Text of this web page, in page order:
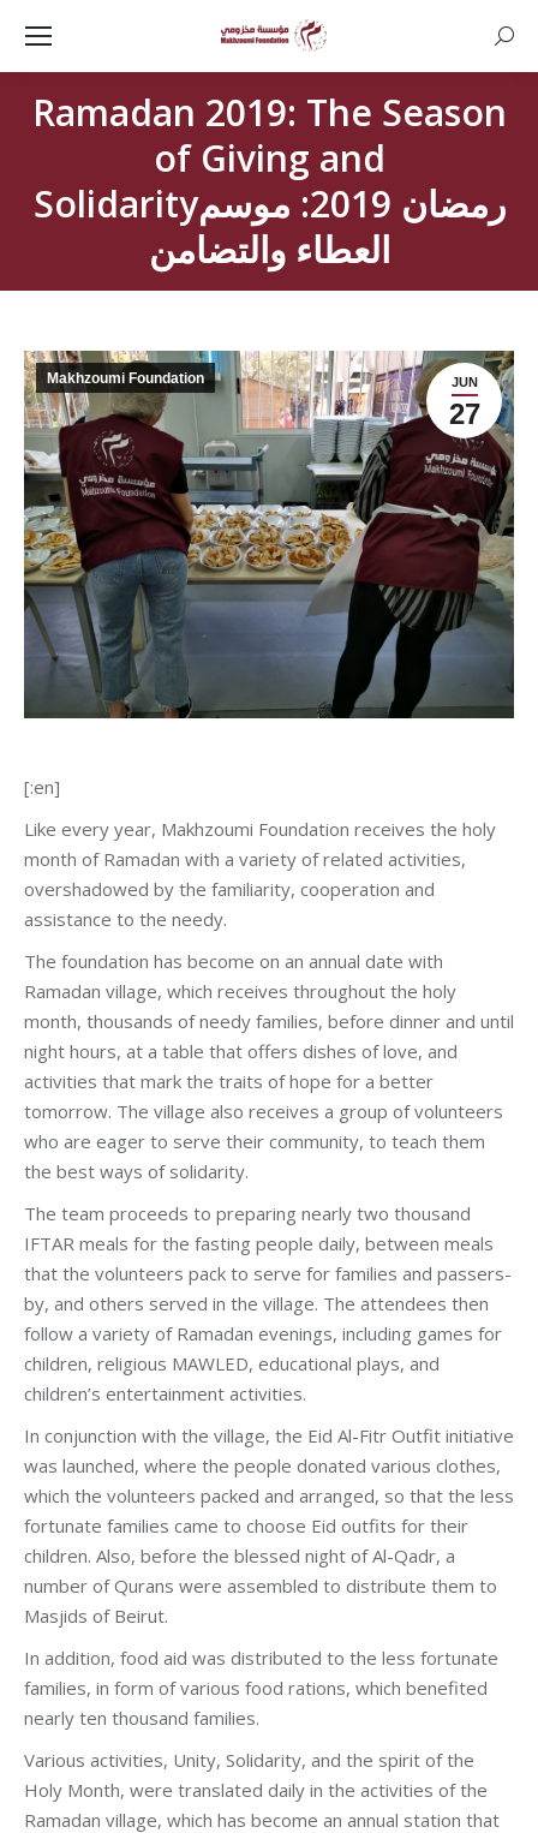
Ramadan 2019: The Season
of Giving and
Solidarityرمضان 2019: موسم
العطاء والتضامن
JUN
27
Makhzoumi Foundation
[:en]
Like every year, Makhzoumi Foundation receives the holy
month of Ramadan with a variety of related activities,
overshadowed by the familiarity, cooperation and
assistance to the needy.
The foundation has become on an annual date with
Ramadan village, which receives throughout the holy
month, thousands of needy families, before dinner and until
night hours, at a table that offers dishes of love, and
activities that mark the traits of hope for a better
tomorrow. The village also receives a group of volunteers
who are eager to serve their community, to teach them
the best ways of solidarity.
The team proceeds to preparing nearly two thousand
IFTAR meals for the fasting people daily, between meals
that the volunteers pack to serve for families and passers-
by, and others served in the village. The attendees then
follow a variety of Ramadan evenings, including games for
children, religious MAWLED, educational plays, and
children’s entertainment activities.
In conjunction with the village, the Eid Al-Fitr Outfit initiative
was launched, where the people donated various clothes,
which the volunteers packed and arranged, so that the less
fortunate families came to choose Eid outfits for their
children. Also, before the blessed night of Al-Qadr, a
number of Qurans were assembled to distribute them to
Masjids of Beirut.
In addition, food aid was distributed to the less fortunate
families, in form of various food rations, which benefited
nearly ten thousand families.
Various activities, Unity, Solidarity, and the spirit of the
Holy Month, were translated daily in the activities of the
Ramadan village, which has become an annual station that